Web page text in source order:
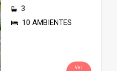
3
10 AMBIENTES
Ver